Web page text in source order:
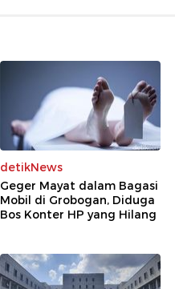
detikNews
Geger Mayat dalam Bagasi
Mobil di Grobogan, Diduga
Bos Konter HP yang Hilang